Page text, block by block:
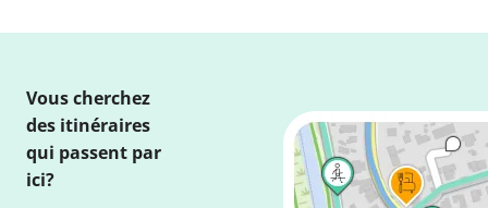
Vous cherchez
des itinéraires
qui passent par
ici?